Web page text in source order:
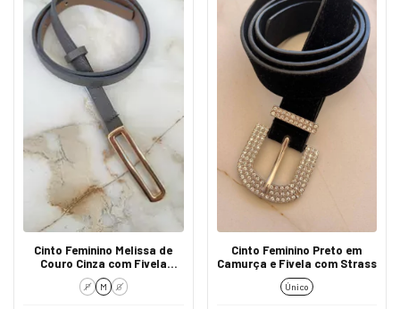
Cinto Feminino Melissa de
Couro Cinza com Fivela
Dourada
P M G
Cinto Feminino Preto em
Camurça e Fivela com Strass
Único